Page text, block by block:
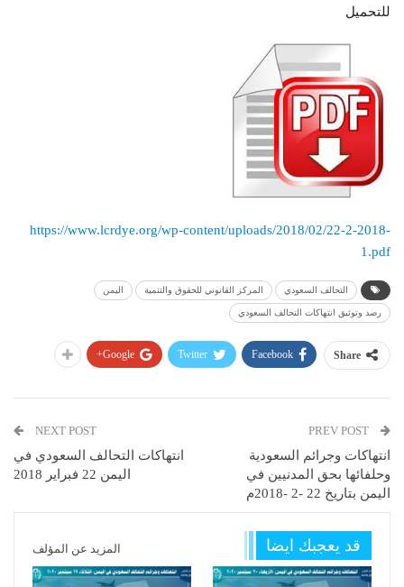
للتحميل
https://www.lcrdye.org/wp-content/uploads/2018/02/22-2-2018-
1.pdf
التحالف السعودي المركز القانوني للحقوق والتنمية اليمن
رصد وتوثيق انتهاكات التحالف السعودي
Share
Facebook
Twitter
Google+
انتهاكات وجرائم السعودية
وحلفائها بحق المدنيين في
اليمن بتاريخ 22 -2 -2018م
NEXT POST
انتهاكات التحالف السعودي في
اليمن 22 فبراير 2018
قد يعجبك ايضا المزيد عن المؤلف